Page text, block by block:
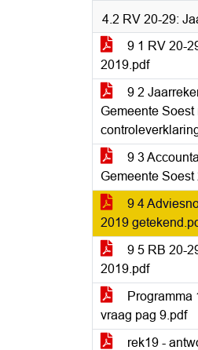
4.2 RV 20-29:
9 1 RV 20-
2019.pdf
9 2
Gemeente Soest
9 3
Gemeente Soest
9 4
2019
9 5 RB 20-
2019.pdf
Programma
vraag pag 9.pdf
rek19 -